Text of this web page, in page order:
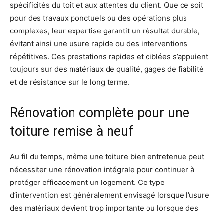
spécificités du toit et aux attentes du client. Que ce soit
pour des travaux ponctuels ou des opérations plus
complexes, leur expertise garantit un résultat durable,
évitant ainsi une usure rapide ou des interventions
répétitives. Ces prestations rapides et ciblées s’appuient
toujours sur des matériaux de qualité, gages de fiabilité
et de résistance sur le long terme.
Rénovation complète pour une
toiture remise à neuf
Au fil du temps, même une toiture bien entretenue peut
nécessiter une rénovation intégrale pour continuer à
protéger efficacement un logement. Ce type
d’intervention est généralement envisagé lorsque l’usure
des matériaux devient trop importante ou lorsque des